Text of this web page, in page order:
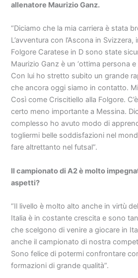
allenatore Maurizio Ganz.
“Diciamo che la mia carriera è stata
L’avventura con l’Ascona in
Folgore Caratese in D sono state
Maurizio Ganz è un ‘ottima persona
Con lui ho stretto subito un grande
che ancora oggi siamo in contatto.
Così come Criscitiello alla Folgore.
certo meno importante a Messina.
complesso ho avuto modo di
togliermi belle soddisfazioni nel
fare altrettanto nel futsal”.
Il campionato di A2 è molto
aspetti?
“Il livello è molto alto anche in virtù
Italia è in costante crescita e sono
che scelgono di venire a giocare in
anche il campionato di nostra
Sono felice di potermi confrontare
formazioni di grande qualità”.